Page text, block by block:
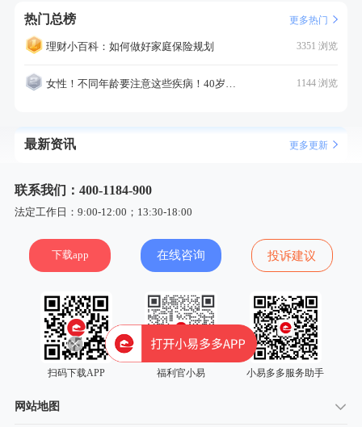
热门总榜 更多热门
理财小百科：如何做好家庭保险规划 3351 浏览
女性！不同年龄要注意这些疾病！40岁的这个疾病最需要注意！ 1144 浏览
最新资讯 更多更新
联系我们：400-1184-900
法定工作日：9:00-12:00；13:30-18:00
下载app 在线咨询 投诉建议
扫码下载APP 福利官小易 小易多多服务助手
网站地图